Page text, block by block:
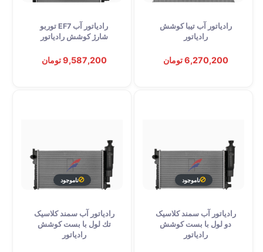
توقف عرضه
رادیاتور آب تیبا کوشش
رادیاتور
6,270,200 تومان
توقف عرضه
رادیاتور آب EF7 توربو
شارژ کوشش رادیاتور
9,587,200 تومان
توقف عرضه
ناموجود
رادیاتور آب سمند کلاسیک
دو لول با بست کوشش
رادیاتور
توقف عرضه
ناموجود
رادیاتور آب سمند کلاسیک
تك لول با بست کوشش
رادیاتور